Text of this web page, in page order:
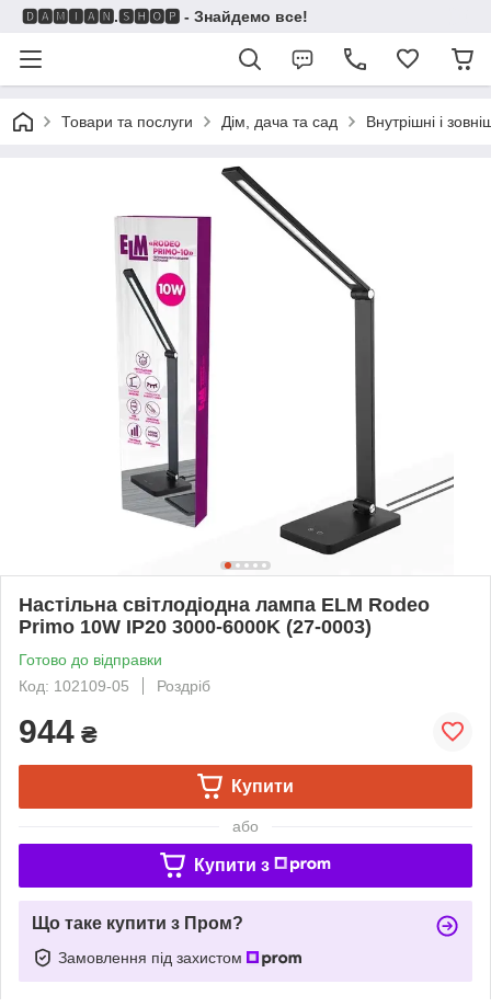
🅳🅰🅼🅸🅰🅽.🆂🅷🅾🅿 - Знайдемо все!
Товари та послуги Дім, дача та сад Внутрішні і
Настільна світлодіодна лампа ELM Rodeo
Primo 10W IP20 3000-6000K (27-0003)
Готово до відправки
Код: 102109-05
Роздріб
944 ₴
Купити
або
Купити з
Що таке купити з Пром?
Замовлення під захистом